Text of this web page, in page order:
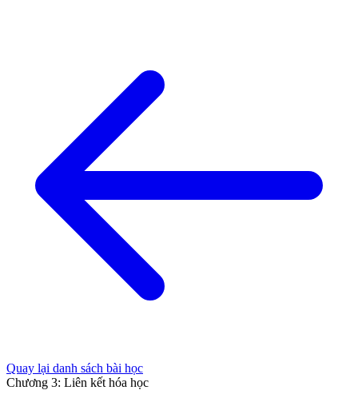
Quay lại danh sách bài học
Chương 3: Liên kết hóa học